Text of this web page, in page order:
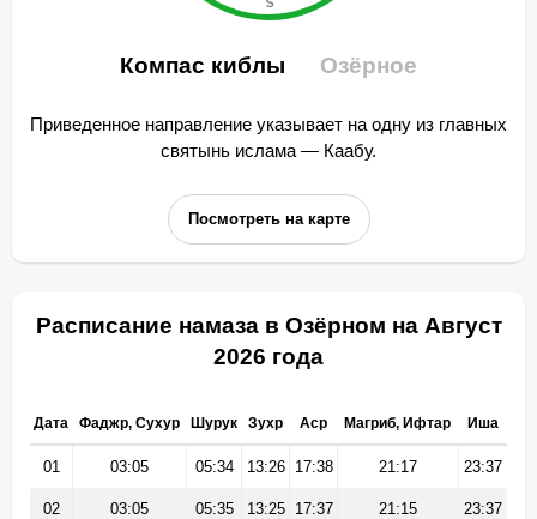
Компас киблы Озёрное
Приведенное направление указывает на одну из главных
святынь ислама — Каабу.
Посмотреть на карте
Расписание намаза в Озёрном на Август
2026 года
Дата Фаджр, Сухур Шурук Зухр Аср Магриб, Ифтар Иша
01 03:05 05:34 13:26 17:38 21:17 23:37
02 03:05 05:35 13:25 17:37 21:15 23:37